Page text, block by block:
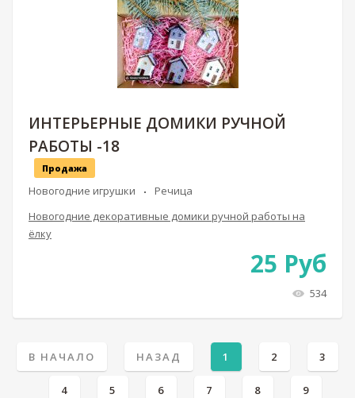
ИНТЕРЬЕРНЫЕ ДОМИКИ РУЧНОЙ
РАБОТЫ -18
Продажа
Новогодние игрушки
Речица
Новогодние декоративные домики ручной работы на
ёлку
25 Руб
534
В НАЧАЛО НАЗАД 1 2 3
4 5 6 7 8 9